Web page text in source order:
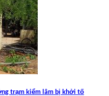
trạm kiểm lâm bị khởi tố